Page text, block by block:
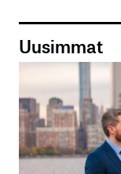
Uusimmat